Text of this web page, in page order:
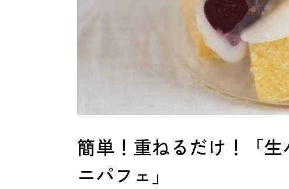
簡単！重ねるだけ！「
ニパフェ」